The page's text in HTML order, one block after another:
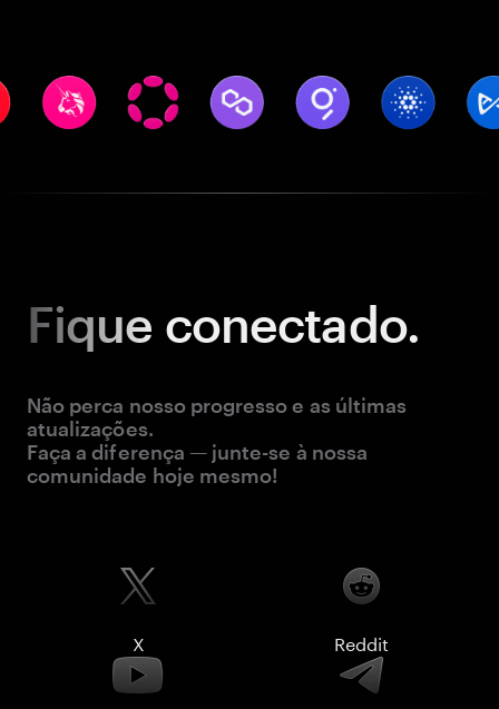
Fique conectado.
Não perca nosso progresso e as últimas
atualizações.
Faça a diferença — junte-se à nossa
comunidade hoje mesmo!
X Reddit